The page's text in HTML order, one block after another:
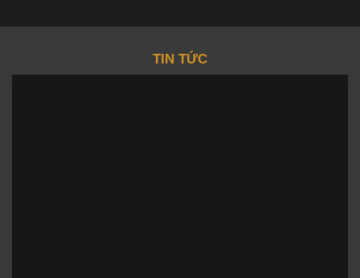
TIN TỨC